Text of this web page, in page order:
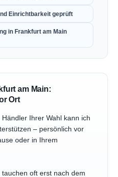
Einrichtbarkeit geprüft
in Frankfurt am Main
am Main:
Ort
Ihrer Wahl kann ich
– persönlich vor
oder in Ihrem
oft erst nach dem